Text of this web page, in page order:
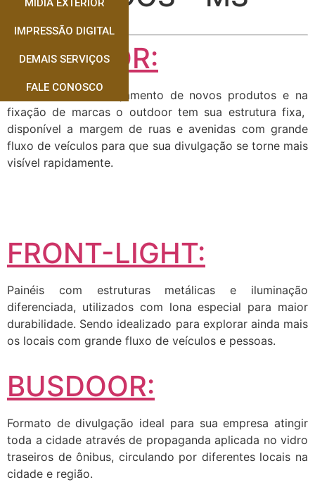
MÍDIA EXTERIOR
IMPRESSÃO DIGITAL
DEMAIS SERVIÇOS
FALE CONOSCO
OUTDOOR:
Muito usado no lançamento de novos produtos e na
fixação de marcas o outdoor tem sua estrutura fixa,
disponível a margem de ruas e avenidas com grande
fluxo de veículos para que sua divulgação se torne mais
visível rapidamente.
FRONT-LIGHT:
Painéis com estruturas metálicas e iluminação
diferenciada, utilizados com lona especial para maior
durabilidade. Sendo idealizado para explorar ainda mais
os locais com grande fluxo de veículos e pessoas.
BUSDOOR:
Formato de divulgação ideal para sua empresa atingir
toda a cidade através de propaganda aplicada no vidro
traseiros de ônibus, circulando por diferentes locais na
cidade e região.